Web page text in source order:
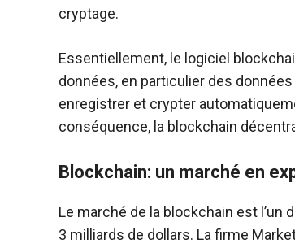
cryptage.
Essentiellement, le logiciel
données, en particulier des
enregistrer et crypter
conséquence, la blockchain
Blockchain: un marché en
Le marché de la blockchain est l’un
3 milliards de dollars. La firme